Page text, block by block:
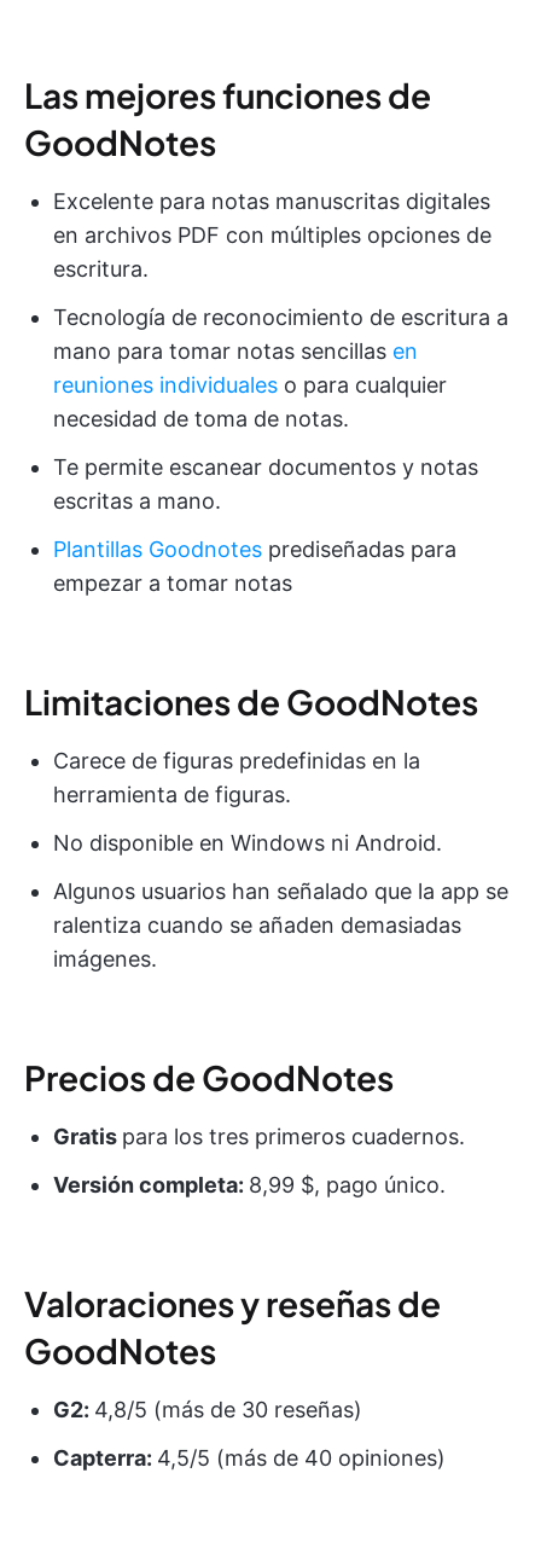
Las mejores funciones de
GoodNotes
Excelente para notas manuscritas digitales
en archivos PDF con múltiples opciones de
escritura.
Tecnología de reconocimiento de escritura a
mano para tomar notas sencillas en
reuniones individuales o para cualquier
necesidad de toma de notas.
Te permite escanear documentos y notas
escritas a mano.
Plantillas Goodnotes prediseñadas para
empezar a tomar notas
Limitaciones de GoodNotes
Carece de figuras predefinidas en la
herramienta de figuras.
No disponible en Windows ni Android.
Algunos usuarios han señalado que la app se
ralentiza cuando se añaden demasiadas
imágenes.
Precios de GoodNotes
Gratis para los tres primeros cuadernos.
Versión completa: 8,99 $, pago único.
Valoraciones y reseñas de
GoodNotes
G2: 4,8/5 (más de 30 reseñas)
Capterra: 4,5/5 (más de 40 opiniones)